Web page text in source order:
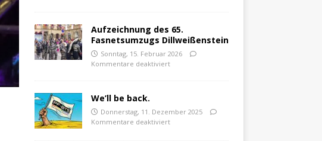
Aufzeichnung des 65.
Fasnetsumzugs Dillweißenstein
Sonntag, 15. Februar 2026
Kommentare deaktiviert
We’ll be back.
Donnerstag, 11. Dezember 2025
Kommentare deaktiviert